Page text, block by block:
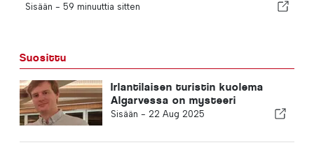
Sisään - 59 minuuttia sitten
Suosittu
Irlantilaisen turistin kuolema
Algarvessa on mysteeri
Sisään - 22 Aug 2025